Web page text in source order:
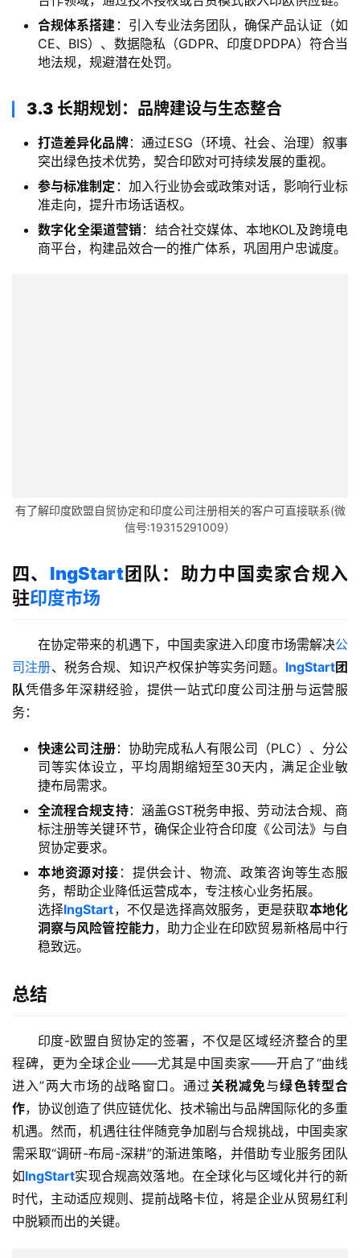
讯
司
案
全
球
金
照
问
答
生
合规体系搭建 ：引入专业法务团队，确保产品认证（如
CE、BIS）、数据隐私（GDPR、印度DPDPA）符合当
地法规，规避潜在处罚。
3.3 长期规划：品牌建设与生态整合
打造差异化品牌：通过ESG（环境、社会、治理）叙事
突出绿色技术优势，契合印欧对可持续发展的重视。
参与标准制定 ：加入行业协会或政策对话，影响行业标
准走向，提升市场话语权。
数字化全渠道营销：结合社交媒体、本地KOL及跨境电
商平台，构建品效合一的推广体系，巩固用户忠诚度。
有了解印度欧盟自贸协定和印度公司注册相关的客户可直接联系(微
信号:19315291009）
四、 lngStart团队：助力中国卖家合规入
驻印度市场
在协定带来的机遇下，中国卖家进入印度市场需解决公
司注册、税务合规、知识产权保护等实务问题。 lngStart团
队凭借多年深耕经验，提供一站式印度公司注册与运营服
务：
快速公司注册：协助完成私人有限公司（PLC）、分公
司等实体设立，平均周期缩短至30天内，满足企业敏
捷布局需求。
全流程合规支持：涵盖GST税务申报、劳动法合规、商
标注册等关键环节，确保企业符合印度《公司法》与自
贸协定要求。
本地资源对接 ：提供会计、物流、政策咨询等生态服
务，帮助企业降低运营成本，专注核心业务拓展。
选择lngStart，不仅是选择高效服务，更是获取本地化
洞察与风险管控能力，助力企业在印欧贸易新格局中行
稳致远。
总结
印度-欧盟自贸协定的签署，不仅是区域经济整合的里
程碑，更为全球企业——尤其是中国卖家——开启了“曲线
进入”两大市场的战略窗口。通过关税减免与绿色转型合
作，协议创造了供应链优化、技术输出与品牌国际化的多重
机遇。然而，机遇往往伴随竞争加剧与合规挑战，中国卖家
需采取“调研-布局-深耕”的渐进策略，并借助专业服务团队
如lngStart实现合规高效落地。在全球化与区域化并行的新
时代，主动适应规则、提前战略卡位，将是企业从贸易红利
中脱颖而出的关键。